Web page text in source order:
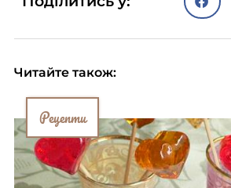
Читайте також:
Рецепти